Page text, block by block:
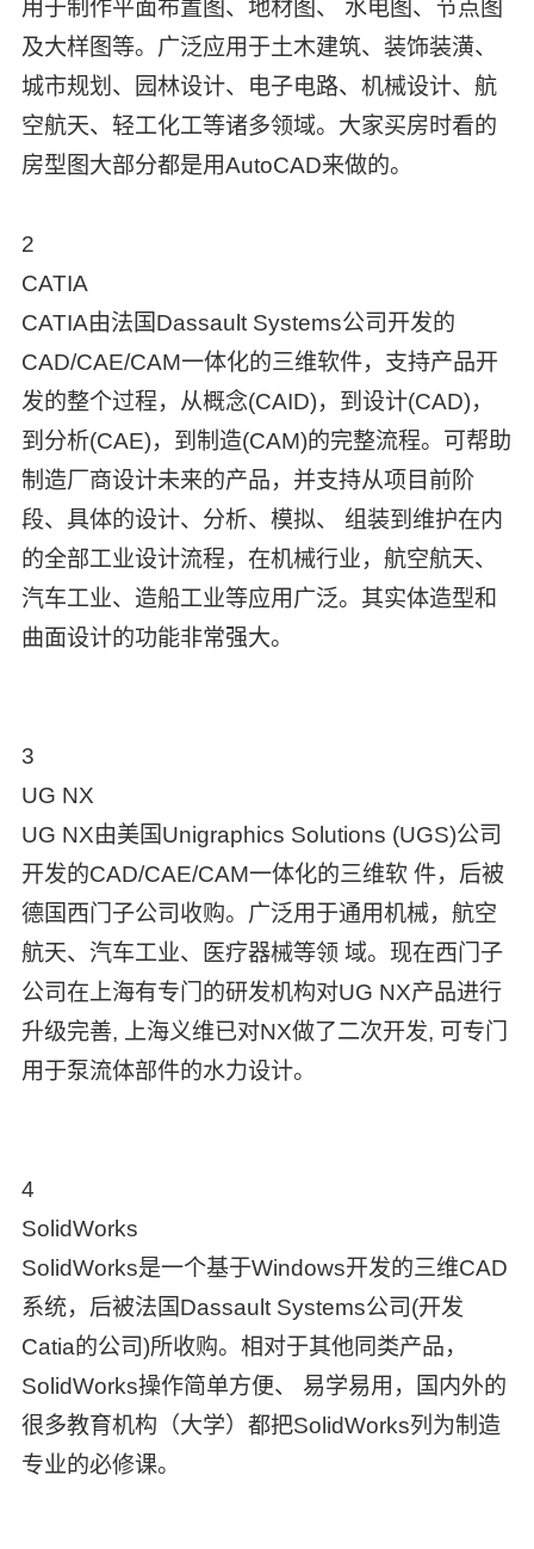
用于制作平面布置图、地材图、 水电图、节点图
及大样图等。广泛应用于土木建筑、装饰装潢、
城市规划、园林设计、电子电路、机械设计、航
空航天、轻工化工等诸多领域。大家买房时看的
房型图大部分都是用AutoCAD来做的。
2
CATIA
CATIA由法国Dassault Systems公司开发的
CAD/CAE/CAM一体化的三维软件，支持产品开
发的整个过程，从概念(CAID)，到设计(CAD)，
到分析(CAE)，到制造(CAM)的完整流程。可帮助
制造厂商设计未来的产品，并支持从项目前阶
段、具体的设计、分析、模拟、 组装到维护在内
的全部工业设计流程，在机械行业，航空航天、
汽车工业、造船工业等应用广泛。其实体造型和
曲面设计的功能非常强大。
3
UG NX
UG NX由美国Unigraphics Solutions (UGS)公司
开发的CAD/CAE/CAM一体化的三维软 件，后被
德国西门子公司收购。广泛用于通用机械，航空
航天、汽车工业、医疗器械等领 域。现在西门子
公司在上海有专门的研发机构对UG NX产品进行
升级完善, 上海义维已对NX做了二次开发, 可专门
用于泵流体部件的水力设计。
4
SolidWorks
SolidWorks是一个基于Windows开发的三维CAD
系统，后被法国Dassault Systems公司(开发
Catia的公司)所收购。相对于其他同类产品，
SolidWorks操作简单方便、 易学易用，国内外的
很多教育机构（大学）都把SolidWorks列为制造
专业的必修课。